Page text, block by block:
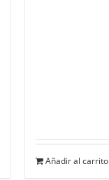
Añadir al carrito